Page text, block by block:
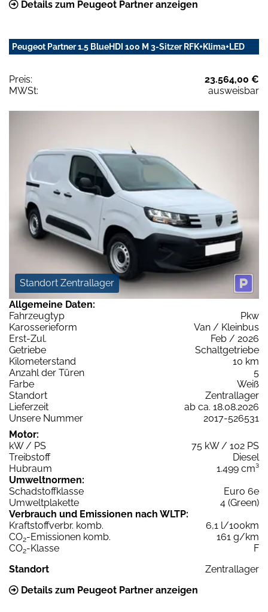
Details zum Peugeot Partner anzeigen
Peugeot Partner 1.5 BlueHDI 100 M 3-Sitzer RFK+Klima+LED
Preis:
23.564,00 €
MWSt:
ausweisbar
Standort Zentrallager
Allgemeine Daten:
Fahrzeugtyp
Pkw
Karosserieform
Van / Kleinbus
Erst-Zul.
Feb / 2026
Getriebe
Schaltgetriebe
Kilometerstand
10 km
Anzahl der Türen
5
Farbe
Weiß
Standort
Zentrallager
Lieferzeit
ab ca. 18.08.2026
Unsere Nummer
2017-526531
Motor:
kW / PS
75 kW / 102 PS
Treibstoff
Diesel
Hubraum
1.499 cm³
Umweltnormen:
Schadstoffklasse
Euro 6e
Umweltplakette
4 (Green)
Verbrauch und Emissionen nach WLTP:
Kraftstoffverbr. komb.
6,1 l/100km
CO2-Emissionen komb.
161 g/km
CO2-Klasse
F
Standort
Zentrallager
Details zum Peugeot Partner anzeigen